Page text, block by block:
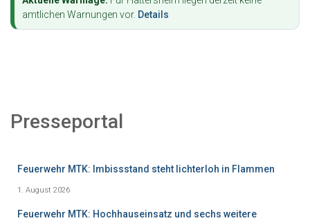
amtlichen Warnungen vor. Details
Presseportal
Feuerwehr MTK: Imbissstand steht lichterloh in Flammen
1. August 2026
Feuerwehr MTK: Hochhauseinsatz und sechs weitere